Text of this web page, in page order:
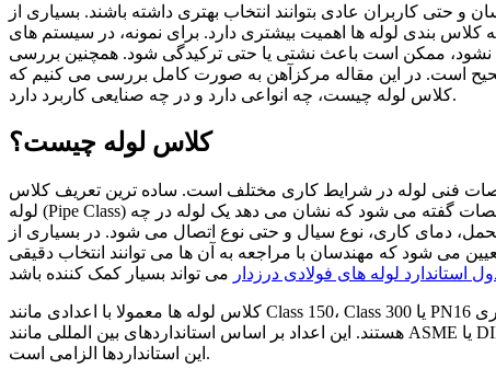
کاربران عادی بتوانند انتخاب بهتری داشته باشند. بسیاری از
کلاس بندی لوله ها اهمیت بیشتری دارد. برای نمونه، در سیستم های
نشود، ممکن است باعث نشتی یا حتی ترکیدگی شود. همچنین بررسی
است. در این مقاله مرکزآهن به صورت کامل بررسی می کنیم که
کلاس لوله چیست، چه انواعی دارد و در چه صنایعی کاربرد دارد.
کلاس لوله چیست؟
فنی لوله در شرایط کاری مختلف است. ساده ترین تعریف کلاس
لوله (Pipe Class) آن است که بگوییم کلاس لوله ها به مجموعه ای از استانداردها و مشخصات گفته می شود که نشان می دهد یک لوله در چه
دمای کاری، نوع سیال و حتی نوع اتصال می شود. در بسیاری از
می شود که مهندسان با مراجعه به آن ها می توانند انتخاب دقیقی
استاندارد لوله های فولادی درزدار
کلاس لوله ها معمولا با اعدادی مانند Class 150، Class 300 یا PN16 مشخص می شوند که هر کدام نشان دهنده محدوده خاصی از فشار کاری
هستند. این اعداد بر اساس استانداردهای بین المللی مانند ASME یا DIN تعریف شده اند. به همین دلیل، در پروژه های بزرگ صنعتی، استفاده از
این استانداردها الزامی است.